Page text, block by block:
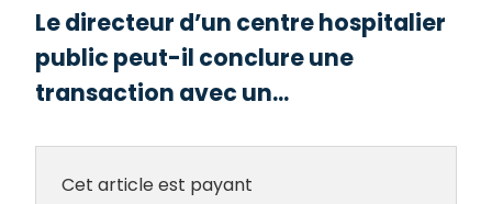
Le directeur d’un centre hospitalier
public peut-il conclure une
transaction avec un...
Cet article est payant